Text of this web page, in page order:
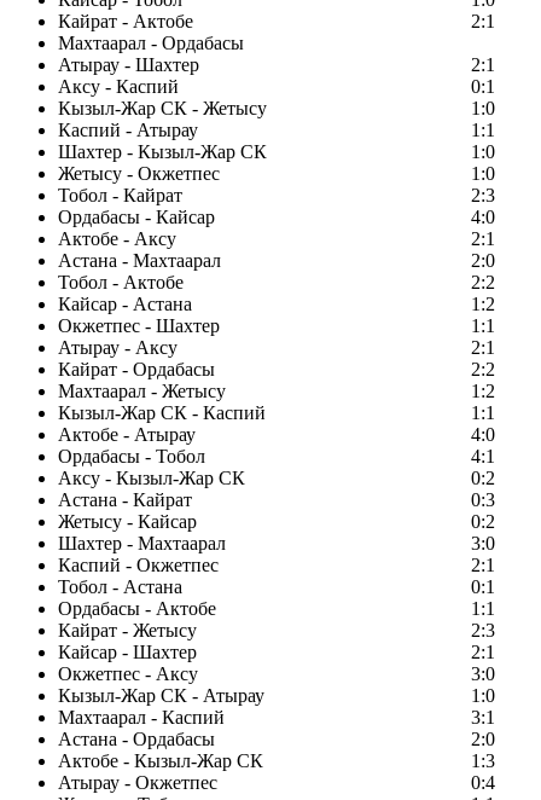
Кайрат - Актобе
2:1
Махтаарал - Ордабасы
Атырау - Шахтер
2:1
Аксу - Каспий
0:1
Кызыл-Жар СК - Жетысу
1:0
Каспий - Атырау
1:1
Шахтер - Кызыл-Жар СК
1:0
Жетысу - Окжетпес
1:0
Тобол - Кайрат
2:3
Ордабасы - Кайсар
4:0
Актобе - Аксу
2:1
Астана - Махтаарал
2:0
Тобол - Актобе
2:2
Кайсар - Астана
1:2
Окжетпес - Шахтер
1:1
Атырау - Аксу
2:1
Кайрат - Ордабасы
2:2
Махтаарал - Жетысу
1:2
Кызыл-Жар СК - Каспий
1:1
Актобе - Атырау
4:0
Ордабасы - Тобол
4:1
Аксу - Кызыл-Жар СК
0:2
Астана - Кайрат
0:3
Жетысу - Кайсар
0:2
Шахтер - Махтаарал
3:0
Каспий - Окжетпес
2:1
Тобол - Астана
0:1
Ордабасы - Актобе
1:1
Кайрат - Жетысу
2:3
Кайсар - Шахтер
2:1
Окжетпес - Аксу
3:0
Кызыл-Жар СК - Атырау
1:0
Махтаарал - Каспий
3:1
Астана - Ордабасы
2:0
Актобе - Кызыл-Жар СК
1:3
Атырау - Окжетпес
0:4